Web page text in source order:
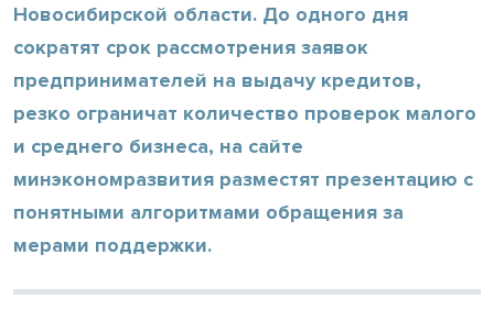
Новосибирской области. До одного дня
сократят срок рассмотрения заявок
предпринимателей на выдачу кредитов,
резко ограничат количество проверок малого
и среднего бизнеса, на сайте
минэкономразвития разместят презентацию с
понятными алгоритмами обращения за
мерами поддержки.